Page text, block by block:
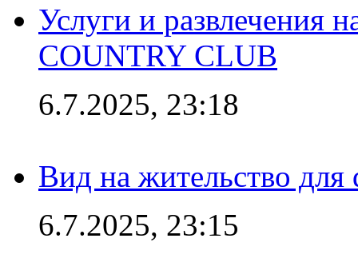
Услуги и развлечения
COUNTRY CLUB
6.7.2025, 23:18
Вид на жительство
6.7.2025, 23:15